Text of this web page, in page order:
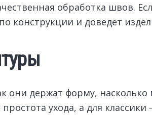
обработка швов.
конструкции и доведёт
они держат форму,
ухода, а для